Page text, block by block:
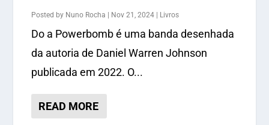
Posted by Nuno Rocha | Nov 21, 2024 | Livros
Do a Powerbomb é uma banda desenhada
da autoria de Daniel Warren Johnson
publicada em 2022. O...
READ MORE